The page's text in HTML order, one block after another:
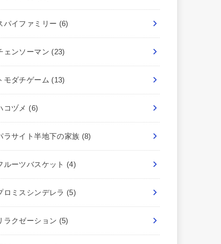
パイファミリー (6)
ェンソーマン (23)
モダチゲーム (13)
コヅメ (6)
ラサイト半地下の家族 (8)
ルーツバスケット (4)
ロミスシンデレラ (5)
ラクゼーション (5)